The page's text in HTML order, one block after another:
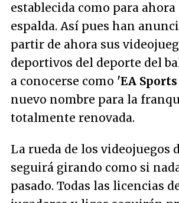
establecida como para
espalda. Así pues han
partir de ahora sus
deportivos del deporte del
a conocerse como 'EA Sports
nuevo nombre para la
totalmente renovada.
La rueda de los videojuegos
seguirá girando como si
pasado. Todas las licencias